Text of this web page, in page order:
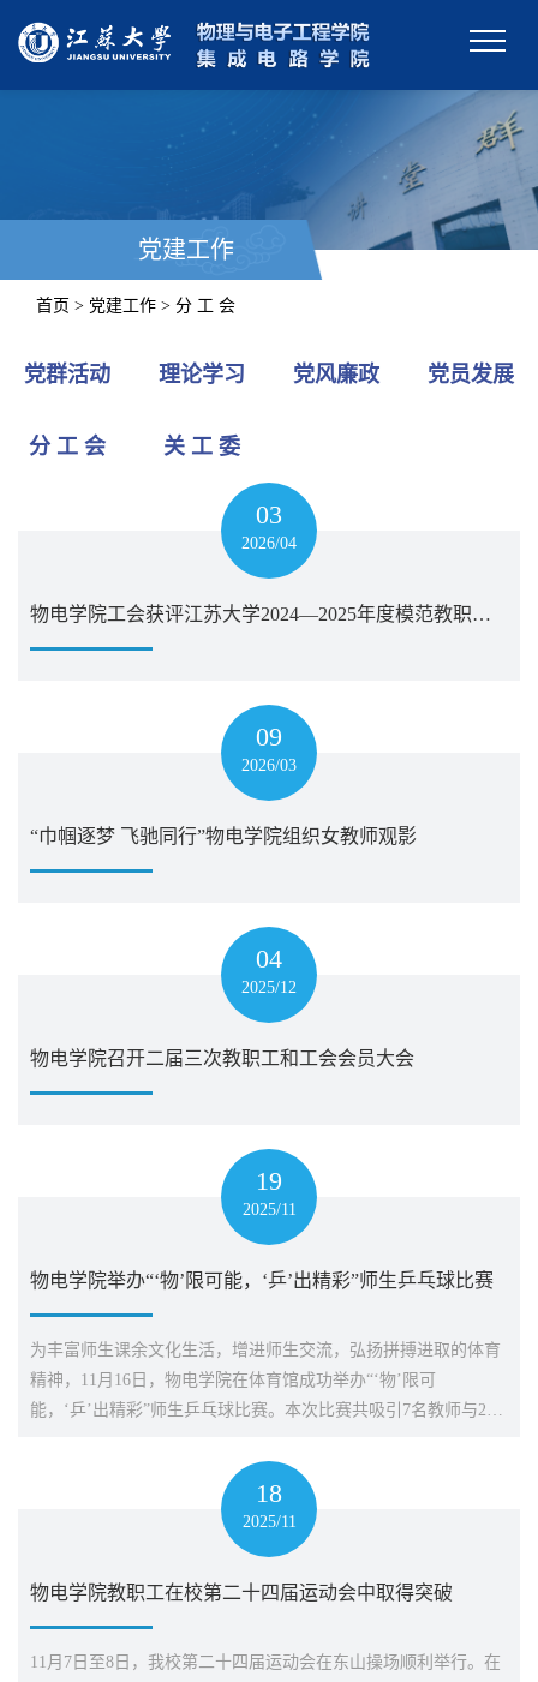
党建工作
首页 > 党建工作 > 分 工 会
党群活动 理论学习 党风廉政 党员发展
分 工 会 关 工 委
03
2026/04
物电学院工会获评江苏大学2024—2025年度模范教职工小家
09
2026/03
“巾帼逐梦 飞驰同行”物电学院组织女教师观影
04
2025/12
物电学院召开二届三次教职工和工会会员大会
19
2025/11
物电学院举办“‘物’限可能，‘乒’出精彩”师生乒乓球比赛
为丰富师生课余文化生活，增进师生交流，弘扬拼搏进取的体育
精神，11月16日，物电学院在体育馆成功举办“‘物’限可
能，‘乒’出精彩”师生乒乓球比赛。本次比赛共吸引7名教师与23
行。赛场上，选手们精神饱满、斗志昂扬，发球、接球、扣杀等
精彩瞬间不断涌现，充分展现出敢于拼搏、...
18
2025/11
物电学院教职工在校第二十四届运动会中取得突破
11月7日至8日，我校第二十四届运动会在东山操场顺利举行。在